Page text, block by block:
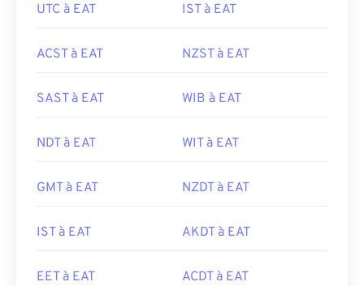
UTC à EAT IST à EAT
ACST à EAT NZST à EAT
SAST à EAT WIB à EAT
NDT à EAT WIT à EAT
GMT à EAT NZDT à EAT
IST à EAT AKDT à EAT
EET à EAT ACDT à EAT